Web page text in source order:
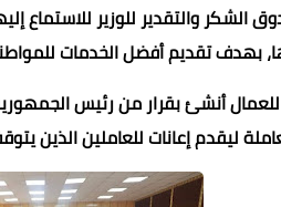
الشكر والتقدير للوزير
بهدف تقديم أفضل الخدمات
ليقدم إعانات للعاملين الذين